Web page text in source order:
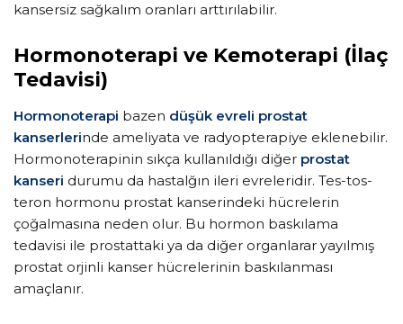
kansersiz sağkalım oranları arttırılabilir.
Hormonoterapi ve Kemoterapi (İlaç
Tedavisi)
Hormonoterapi bazen düşük evreli prostat
kanserlerinde ameliyata ve radyopterapiye eklenebilir.
Hormonoterapinin sıkça kullanıldığı diğer prostat
kanseri durumu da hastalğın ileri evreleridir. Tes-tos-
teron hormonu prostat kanserindeki hücrelerin
çoğalmasına neden olur. Bu hormon baskılama
tedavisi ile prostattaki ya da diğer organlarar yayılmış
prostat orjinli kanser hücrelerinin baskılanması
amaçlanır.